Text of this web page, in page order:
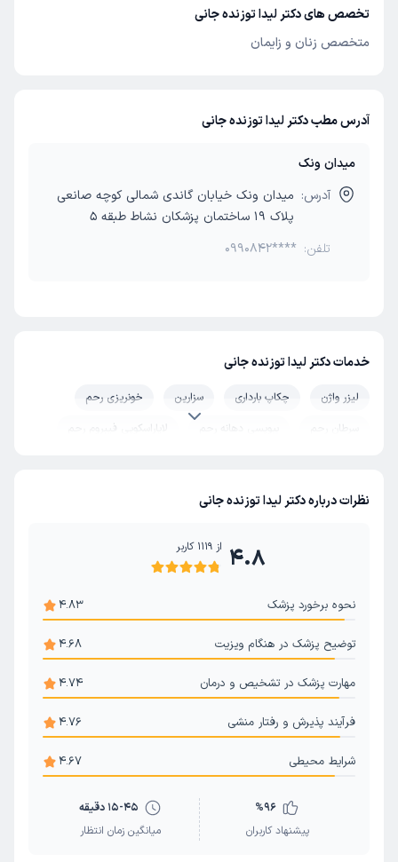
تخصص های دکتر لیدا توزنده جانی
متخصص زنان و زایمان
آدرس مطب دکتر لیدا توزنده جانی
میدان ونک
آدرس: میدان ونک خیابان گاندی شمالی کوچه صانعی
پلاک 19 ساختمان پزشکان نشاط طبقه 5
تلفن: 0990842****
خدمات دکتر لیدا توزنده جانی
لیزر واژن چکاپ بارداری سزارین
خونریزی رحم
سرطان رحم
بیوپسی دهانه رحم
لاپاراسکوپی فیبروم رحم
بستن لوله های زنانه (توبکتومی)
تنبلی تخمدان (پلی کیستیک)
سینه
واژینیسموس
تعیین جنسیت
زخم دهانه رحم
بارداری پرخطر
نظرات درباره دکتر لیدا توزنده جانی
4.8 از1119 کاربر
نحوه برخورد پزشک 4.83
توضیح پزشک در هنگام ویزیت 4.68
مهارت پزشک در تشخیص و درمان 4.74
فرآیند پذیرش و رفتار منشی 4.76
شرایط محیطی 4.67
%96
پیشنهاد کاربران
15-45 دقیقه
میانگین زمان انتظار